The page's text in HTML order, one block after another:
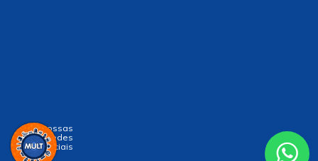
Siga nossas
Redes
Sociais